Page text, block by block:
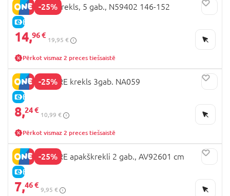
-25%
E-CENA
NEXT apakškrekls, 5 gab., N59402 146-152
14,96 €
19,95 €
Pērkot vismaz 2 preces tiešsaistē
-25%
E-CENA
MOTHERCARE krekls 3gab. NA059
8,24 €
10,99 €
Pērkot vismaz 2 preces tiešsaistē
-25%
E-CENA
MOTHERCARE apakškrekli 2 gab., AV92601 cm
7,46 €
9,95 €